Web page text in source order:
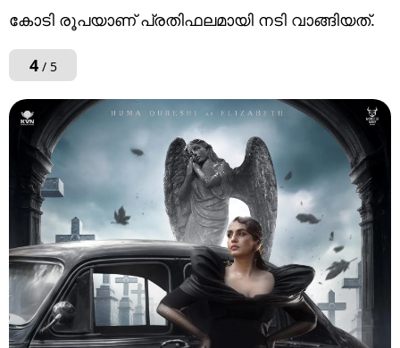
കോടി രൂപയാണ് പ്രതിഫലമായി നടി വാങ്ങിയത്.
4/ 5